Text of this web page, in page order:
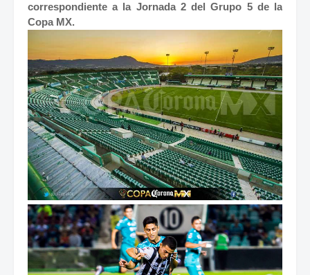
correspondiente a la Jornada 2 del Grupo 5 de la
Copa MX.